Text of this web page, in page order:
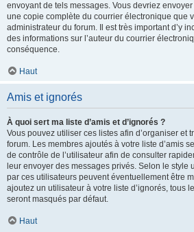
envoyant de tels messages. Vous devriez
une copie complète du courrier électronique que
administrateur du forum. Il est très important d’y
des informations sur l’auteur du courrier
conséquence.
Haut
Amis et ignorés
À quoi sert ma liste d’amis et d’ignorés ?
Vous pouvez utiliser ces listes afin d’organiser et
forum. Les membres ajoutés à votre liste d’amis
de contrôle de l’utilisateur afin de consulter
leur envoyer des messages privés. Selon le style
par ces utilisateurs peuvent éventuellement être
ajoutez un utilisateur à votre liste d’ignorés, tous
seront masqués par défaut.
Haut